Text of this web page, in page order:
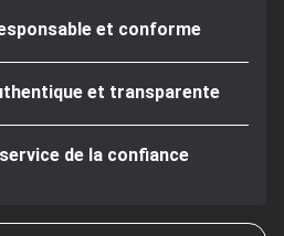
et conforme
et transparente
de la confiance